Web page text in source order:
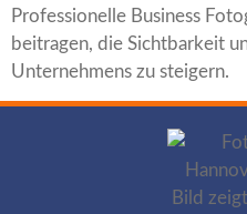
Professionelle Business
beitragen, die Sichtbarkeit
Unternehmens zu steigern.